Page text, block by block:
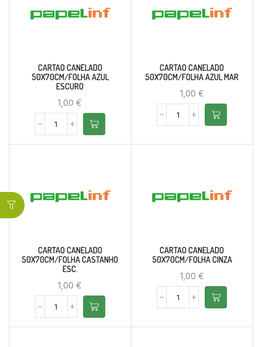
CARTAO CANELADO
50X70CM/FOLHA AZUL
ESCURO
1,00€
CARTAO CANELADO
50X70CM/FOLHA AZUL MAR
1,00 €
CARTAO CANELADO
50X70CM/FOLHA CASTANHO
ESC.
1,00€
CARTAO CANELADO
50X70CM/FOLHA CINZA
1,00 €